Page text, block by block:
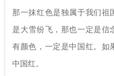
那一抹红色是独属于我们祖
是大雪纷飞，那也一定是信
有颜色，一定是中国红。如
中国红。